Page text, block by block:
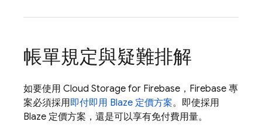
帳單規定與疑難排解
如要使用 Cloud Storage for Firebase ，Firebase 專
案必須採用即付即用 Blaze 定價方案。即使採用
Blaze 定價方案，還是可以享有免付費用量。